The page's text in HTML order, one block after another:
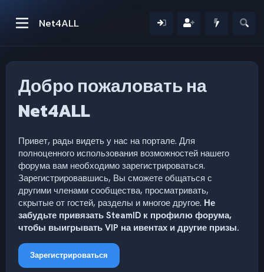
Net4ALL
Добро пожаловать на
Net4ALL
Привет, рады видеть у нас на портале. Для
полноценного использования возможностей нашего
форума вам необходимо зарегистрироваться.
Зарегистрировавшись, Вы сможете общаться с
другими членами сообщества, просматривать,
скрытые от гостей, разделы и многое другое. Не
забудьте привязать SteamID к профилю форума,
чтобы выигрывать VIP на ивентах и другие призы.
Зарегистрироваться